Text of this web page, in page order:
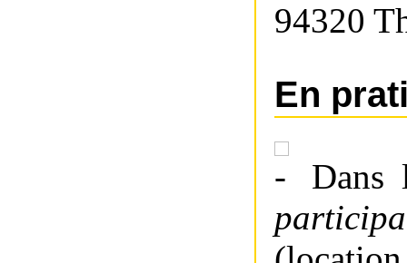
94320
En
Dans